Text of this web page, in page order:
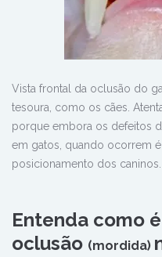
Vista frontal da oclusão do
tesoura, como os cães.
porque embora os defeitos
em gatos, quando ocorrem é
posicionamento dos caninos.
Entenda como
oclusão (mordida)